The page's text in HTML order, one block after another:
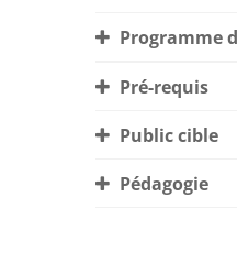
Programme
Pré-requis
Public cible
Pédagogie